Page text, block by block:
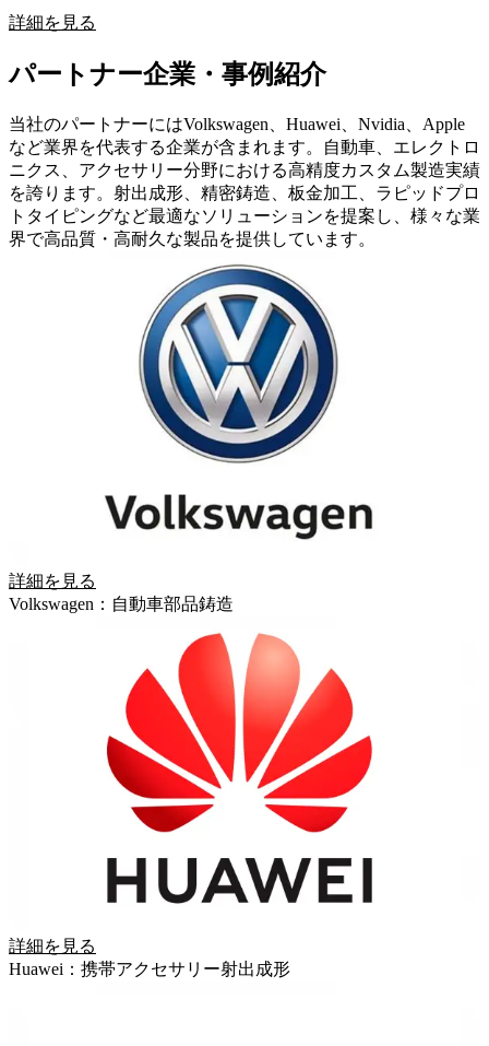
詳細を見る
パートナー企業・事例紹介
当社のパートナーにはVolkswagen、Huawei、Nvidia、Apple
など業界を代表する企業が含まれます。自動車、エレクトロ
ニクス、アクセサリー分野における高精度カスタム製造実績
を誇ります。射出成形、精密鋳造、板金加工、ラピッドプロ
トタイピングなど最適なソリューションを提案し、様々な業
界で高品質・高耐久な製品を提供しています。
詳細を見る
Volkswagen：自動車部品鋳造
詳細を見る
Huawei：携帯アクセサリー射出成形